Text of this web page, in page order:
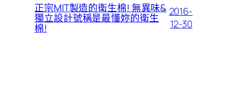
正宗MIT製造的衛生棉! 無異味&
獨立設計號稱是最懂妳的衛生
棉!
2016-
12-30